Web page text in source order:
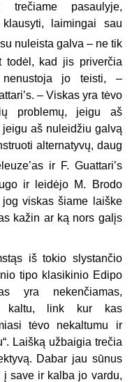
trečiame pasaulyje,
laimingai sau
nuleista galva – ne tik
todėl, kad jis priverčia
jo teisti, –
– Viskas yra tėvo
problemų, jeigu aš
aš nuleidžiu galvą
alternatyvų, daug
ir F. Guattari’s
ir leidėjo M. Brodo
viskas šiame laiške
kažin ar ką nors galįs
iš tokio slystančio
tipo klasikinio Edipo
yra nekenčiamas,
kaltu, link kur kas
tėvo nekaltumu ir
Laišką užbaigia trečia
Dabar jau sūnus
į save ir kalba jo vardu,